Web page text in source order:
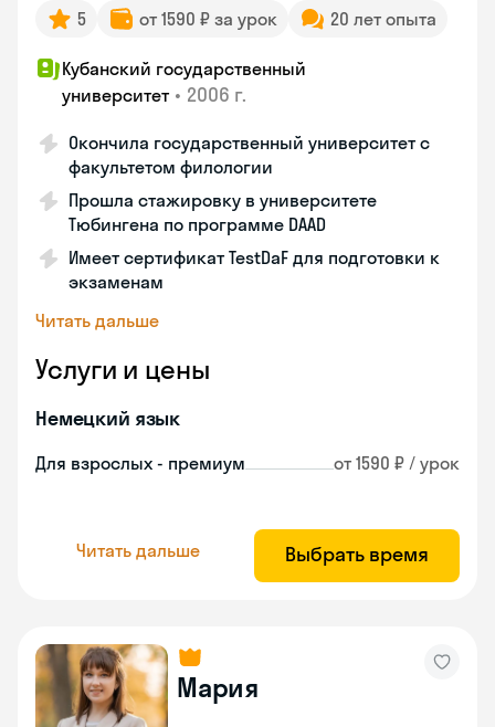
5 от 1590 ₽ за урок 20 лет опыта
Кубанский государственный
университет • 2006 г.
Окончила государственный университет с
факультетом филологии
Прошла стажировку в университете
Тюбингена по программе DAAD
Имеет сертификат TestDaF для подготовки к
экзаменам
Читать дальше
Услуги и цены
Немецкий язык
Для взрослых - премиум от 1590 ₽ / урок
Читать дальше Выбрать время
Мария